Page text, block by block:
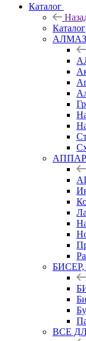
Каталог
Каталог
ВСЕ